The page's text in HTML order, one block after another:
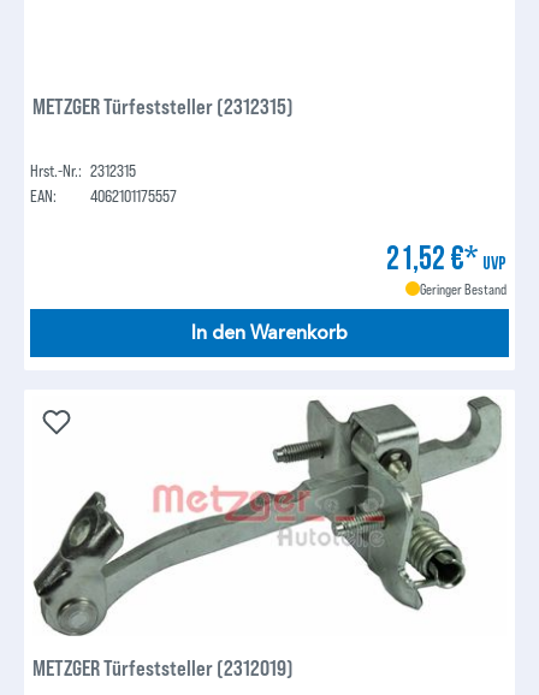
METZGER Türfeststeller (2312315)
Hrst.-Nr.: 2312315
EAN:
4062101175557
21,52 €* UVP
Geringer Bestand
In den Warenkorb
METZGER Türfeststeller (2312019)